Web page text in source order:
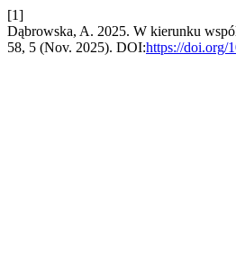
[1]
Dąbrowska, A. 2025. W kierunku
58, 5 (Nov. 2025). DOI:https://doi.org/